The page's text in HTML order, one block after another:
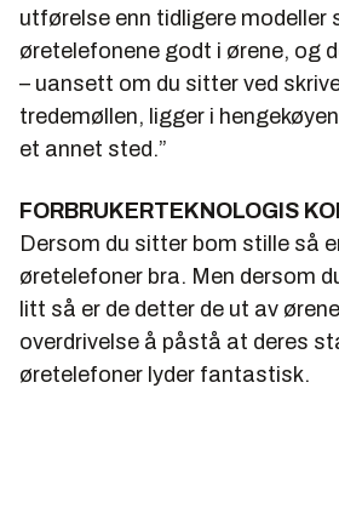
utførelse enn tidligere modeller
øretelefonene godt i ørene, og
– uansett om du sitter ved
tredemøllen, ligger i
et annet sted.”
FORBRUKERTEKNOLOGIS
Dersom du sitter bom stille så
øretelefoner bra. Men dersom
litt så er de detter de ut av
overdrivelse å påstå at deres
øretelefoner lyder fantastisk.